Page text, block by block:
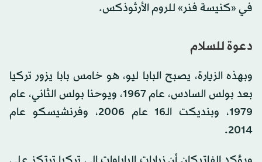
في «كنيسة فنر» للروم الأرثوذكس.
دعوة للسلام
وبهذه الزيارة، يصبح البابا ليو، هو خامس بابا يزور تركيا
بعد بولس السادس، عام 1967، ويوحنا بولس الثاني، عام
1979، وبنديكت الـ16 عام 2006، وفرنشيسكو عام
2014.